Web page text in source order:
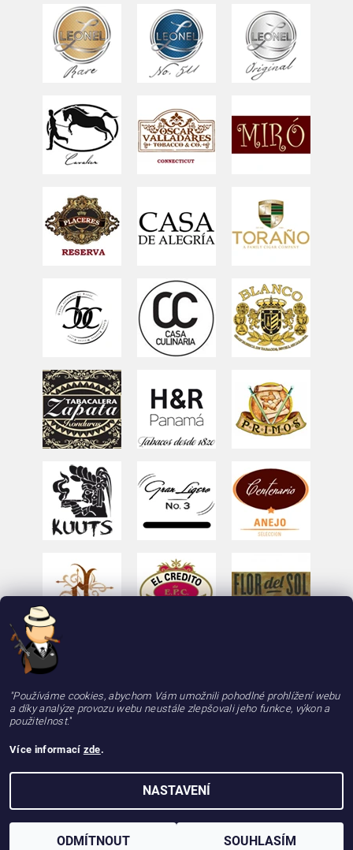
podmínkami ochrany
2026 © deLAMOTT, e-shop - doutniky24.cz, doutníky se zárukou 100% kvality, rychle a
Vytvořil Shoptet
"Používáme cookies, abychom Vám umožnili pohodlné prohlížení webu
a díky analýze provozu webu neustále zlepšovali jeho funkce, výkon a
použitelnost."
Více informací zde.
NASTAVENÍ
ODMÍTNOUT SOUHLASÍM